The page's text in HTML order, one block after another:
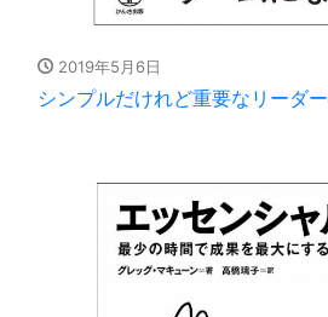
2019年5月6日
シンプルだけれど重要なリーダ